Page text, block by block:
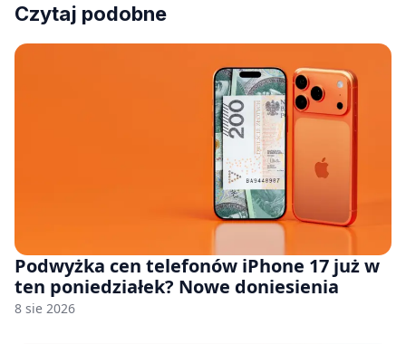
Czytaj podobne
Podwyżka cen telefonów iPhone 17 już w
ten poniedziałek? Nowe doniesienia
8 sie 2026